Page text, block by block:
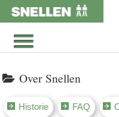
Over Snellen
Historie FAQ